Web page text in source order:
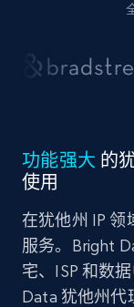
功能强大 的
使用
在犹他州 IP 领
服务。Bright
宅、ISP 和数
Data 犹他州代